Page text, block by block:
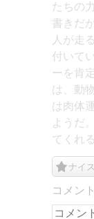
たちの
書きだ
人が走
付いて
ーを肯
は、動
は肉体
ようだ
てくれ
ナイス
コメン